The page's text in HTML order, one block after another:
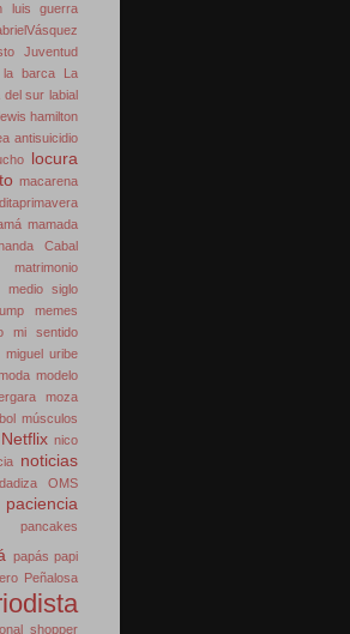
luis guerra
Juventud
la barca
La
del sur labial
lewis hamilton
antisuicidio
locura
macarena
mamada
Cabal
matrimonio
medio siglo
memes
mi sentido
miguel uribe
modelo
moza
músculos
Netflix nico
noticias
OMS
paciencia
pancakes
papás papi
Peñalosa
shopper